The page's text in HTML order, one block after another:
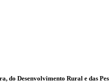
do Desenvolvimento Rural e das